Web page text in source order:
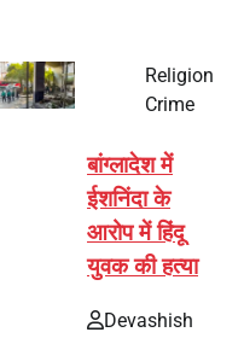
Religion
Crime
बांग्लादेश में
ईशनिंदा के
आरोप में हिंदू
युवक की हत्या
Devashish